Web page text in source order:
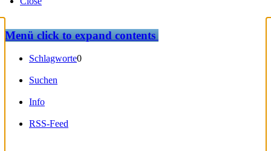
Menüclick to expand contents
Schlagworte0
Suchen
Info
RSS-Feed